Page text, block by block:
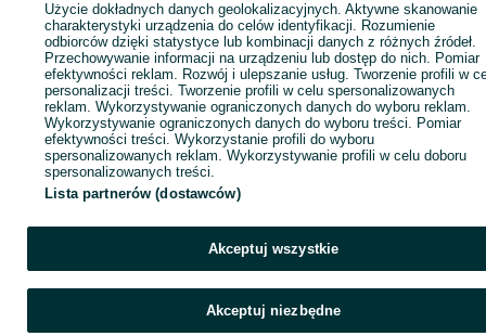
Użycie dokładnych danych geolokalizacyjnych. Aktywne skanowanie
charakterystyki urządzenia do celów identyfikacji. Rozumienie
odbiorców dzięki statystyce lub kombinacji danych z różnych źródeł.
Przechowywanie informacji na urządzeniu lub dostęp do nich. Pomiar
efektywności reklam. Rozwój i ulepszanie usług. Tworzenie profili w
personalizacji treści. Tworzenie profili w celu spersonalizowanych
reklam. Wykorzystywanie ograniczonych danych do wyboru reklam.
Wykorzystywanie ograniczonych danych do wyboru treści. Pomiar
efektywności treści. Wykorzystanie profili do wyboru
spersonalizowanych reklam. Wykorzystywanie profili w celu doboru
spersonalizowanych treści.
Lista partnerów (dostawców)
Akceptuj wszystkie
Akceptuj niezbędne